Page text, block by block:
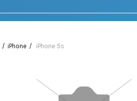
iPhone iPhone 5s